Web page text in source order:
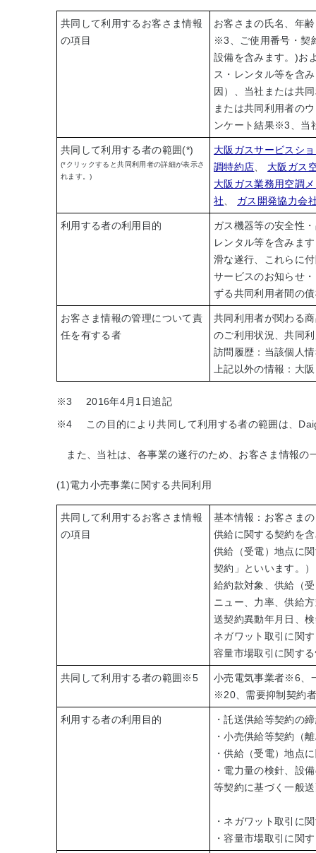
共同して利用するお客さま情報
の項目
お客さまの氏名、年齢
※3
、ご使用番号・
設備を含みます。)お
ス・レンタル等を含
因）、当社または共
または共同利用者の
ンケート結果※3 、
共同して利用する者の範囲(*)
(*クリックすると共同利用者の詳細が表示さ
れます。)
大阪ガスサービスシ
調特約店
大阪ガス
大阪ガス業務用空調
社
ガス開発協力会
利用する者の利用目的
ガス機器等の安全性
レンタル等を含みま
滑な遂行、これらに
サービスのお知らせ
ずる共同利用者間の
お客さま情報の管理について責
任を有する者
共同利用者が関わる
のご利用状況、共同
訪問履歴：当該個人
上記以外の情報：大
※3
2016年4月1日追記
※4
この目的により共同して利用する者の範囲は、
また、当社は、各事業の遂行のため、お客さま情報の
(1)電力小売事業に関する共同利用
共同して利用するお客さま情報
の項目
基本情報：お客さま
供給に関する契約を
供給（受電）地点に
契約」といいます。
給約款対象、供給（
ニュー、力率、供給
送契約異動年月日、
ネガワット取引に関
容量市場取引に関す
共同して利用する者の範囲 ※5 小売電気事業者※6
※20 、需要抑制契約者
利用する者の利用目的
・託送供給等契約の
・小売供給等契約（
・供給（受電）地点
・電力量の検針、設
等契約に基づく一般
・ネガワット取引に
・容量市場取引に関